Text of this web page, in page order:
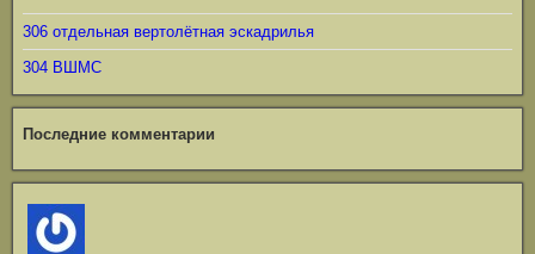
306 отдельная вертолётная эскадрилья
304 ВШМС
Последние комментарии